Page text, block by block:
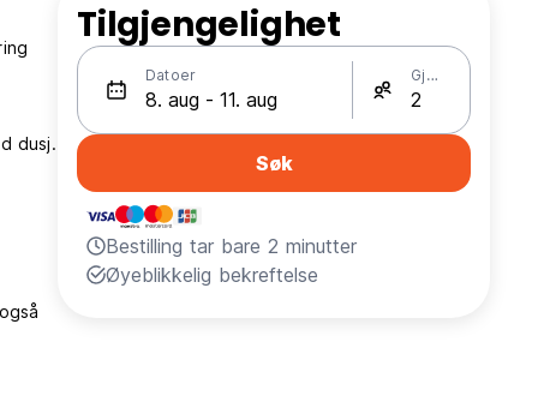
dusj.
Tilgjengelighet
Datoer Gjester
Søk
Bestilling tar bare 2 minutter
Øyeblikkelig bekreftelse